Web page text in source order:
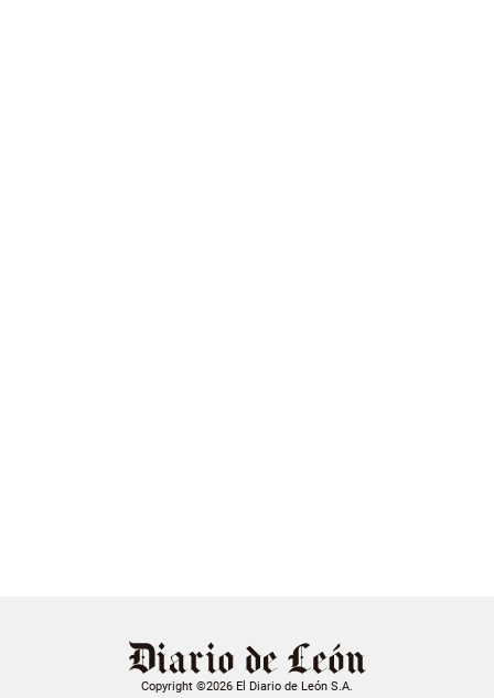
Copyright ©2026 El Diario de León S.A.